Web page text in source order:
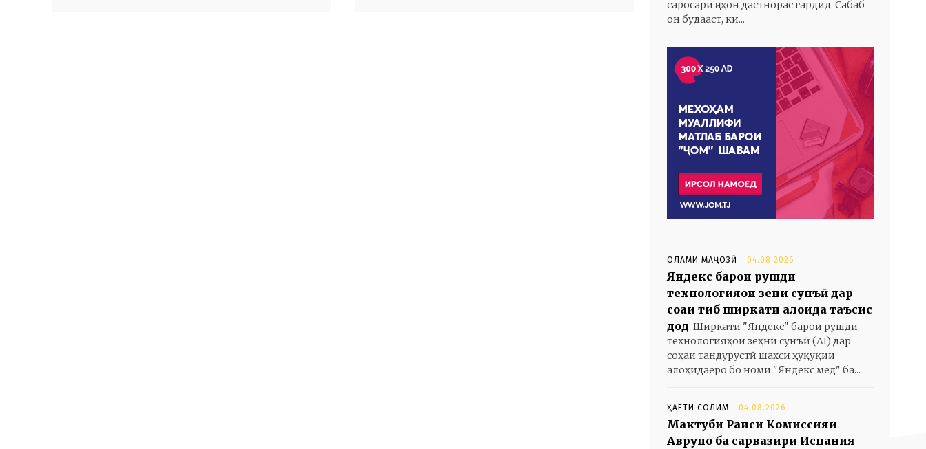
саросари ҷаҳон дастнорас гардид. Сабаб
он будааст, ки...
ОЛАМИ МАҶОЗӢ 04.08.2026
Яндекс барои рушди
технологияҳои зеҳни сунъӣ дар
соҳаи тиб ширкати алоҳида таъсис
дод Ширкати "Яндекс" барои рушди
технологияҳои зеҳни сунъӣ (AI) дар
соҳаи тандурустӣ шахси ҳуқуқии
алоҳидаеро бо номи "Яндекс мед" ба...
ҲАЁТИ СОЛИМ 04.08.2026
Мактуби Раиси Комиссияи
Аврупо ба сарвазири Испания